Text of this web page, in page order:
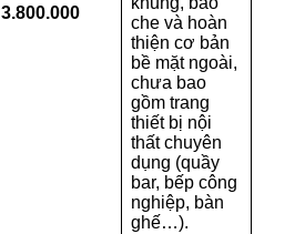
3.800.000
che và hoàn
thiện cơ bản
bề mặt ngoài,
chưa bao
gồm trang
thiết bị nội
thất chuyên
dụng (quầy
bar, bếp công
nghiệp, bàn
ghế…).